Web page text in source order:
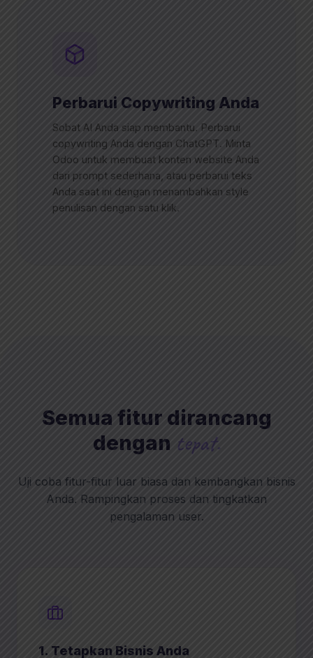
Perbarui Copywriting Anda
Sobat AI Anda siap membantu. Perbarui
copywriting Anda dengan ChatGPT. Minta
Odoo untuk membuat konten website Anda
dari prompt sederhana, atau perbarui teks
Anda saat ini dengan menambahkan style
penulisan dengan satu klik.
Semua fitur dirancang
dengan tepat.
Uji coba fitur-fitur luar biasa dan kembangkan bisnis
Anda. Rampingkan proses dan tingkatkan
pengalaman user.
1. Tetapkan Bisnis Anda